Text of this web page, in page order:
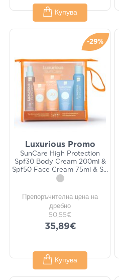
Купува
-29%
Luxurious Promo
SunCare High Protection
Spf30 Body Cream 200ml &
Spf50 Face Cream 75ml & S...
i
Препоръчителна цена на
дребно
50,55€
35,89€
Купува